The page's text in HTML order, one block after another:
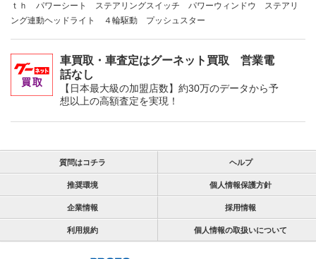
ｔｈ パワーシート ステアリングスイッチ パワーウィンドウ ステアリ
ング連動ヘッドライト ４輪駆動 プッシュスター
車買取・車査定はグーネット買取 営業電
話なし
【日本最大級の加盟店数】約30万のデータから予
想以上の高額査定を実現！
質問はコチラ ヘルプ
推奨環境 個人情報保護方針
企業情報 採用情報
利用規約 個人情報の取扱いについて